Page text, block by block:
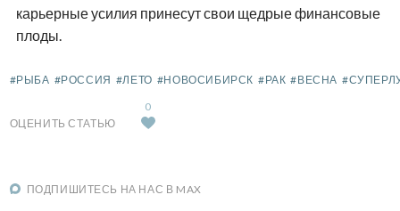
карьерные усилия принесут свои щедрые финансовые
плоды.
#РЫБА #РОССИЯ #ЛЕТО #НОВОСИБИРСК #РАК #ВЕСНА
ОЦЕНИТЬ СТАТЬЮ
0
ПОДПИШИТЕСЬ НА НАС В MAX